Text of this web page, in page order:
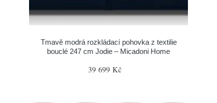
Tmavě modrá rozkládací pohovka z textilie
bouclé 247 cm Jodie – Micadoni Home
39 699 Kč